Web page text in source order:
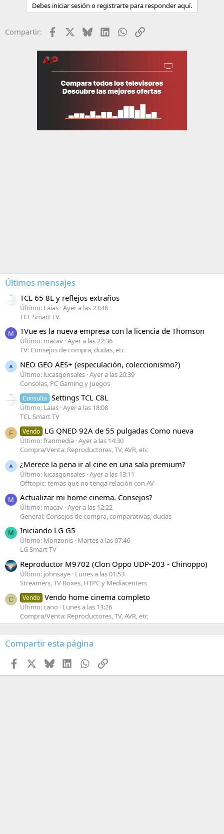
e
Debes iniciar sesión o registrarte para responder aquí.
Compartir: Facebook BlueskyLinkedInWhatsApp
Enlace
Últimos mensajes
TCL 65 8L y reflejos extraños
Último: Laias Ayer a las 23:46
TCL Smart TV
M TVue es la nueva empresa con la licencia de Thomson
Último: macav Ayer a las 22:36
TV: Consejos de compra, dudas, etc
NEO GEO AES+ (especulación, coleccionismo?)
Último: lucasgonsales Ayer a las 20:39
Consolas, PC Gaming y Juegos
Consulta Settings TCL C8L
Último: Laias Ayer a las 18:08
TCL Smart TV
F Vendo LG QNED 92A de 55 pulgadas Como nueva
Último: franmedia Ayer a las 14:30
Compra/Venta: Reproductores, TV, AVR, etc
¿Merece la pena ir al cine en una sala premium?
Último: lucasgonsales Ayer a las 13:11
Offtopic: temas que no tenga relación con AV
M Actualizar mi home cinema. Consejos?
Último: macav Ayer a las 12:22
General: Consejos de compra, comparativas, dudas
M Iniciando LG G5
Último: Monzonis Martes a las 07:46
LG Smart TV
Reproductor M9702 (Clon Oppo UDP-203 - Chinoppo)
Último: johnsaye Lunes a las 01:53
Streamers, TV Boxes, HTPC y Mediacenters
C Vendo Vendo home cinema completo
Último: cano
Lunes a las 13:26
Compra/Venta: Reproductores, TV, AVR, etc
Compartir esta página
Facebook BlueskyLinkedInWhatsApp
Enlace